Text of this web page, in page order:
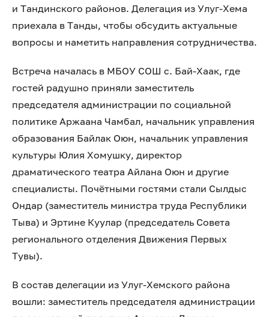
и Тандинского районов. Делегация из Улуг-Хема
приехала в Танды, чтобы обсудить актуальные
вопросы и наметить направления сотрудничества.
Встреча началась в МБОУ СОШ с. Бай-Хаак, где
гостей радушно приняли заместитель
председателя администрации по социальной
политике Аржаана Чамбал, начальник управления
образования Байлак Оюн, начальник управления
культуры Юлия Хомушку, директор
драматического театра Айлана Оюн и другие
специалисты. Почётными гостями стали Сылдыс
Ондар (заместитель министра труда Республики
Тыва) и Эртине Куулар (председатель Совета
регионального отделения Движения Первых
Тувы).
В состав делегации из Улуг-Хемского района
вошли: заместитель председателя администрации